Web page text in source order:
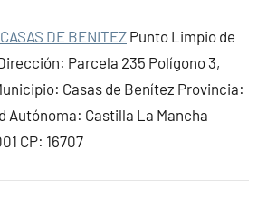
DE BENITEZ Punto Limpio de
Parcela 235 Polígono 3,
Casas de Benítez Provincia:
Autónoma: Castilla La Mancha
CP: 16707